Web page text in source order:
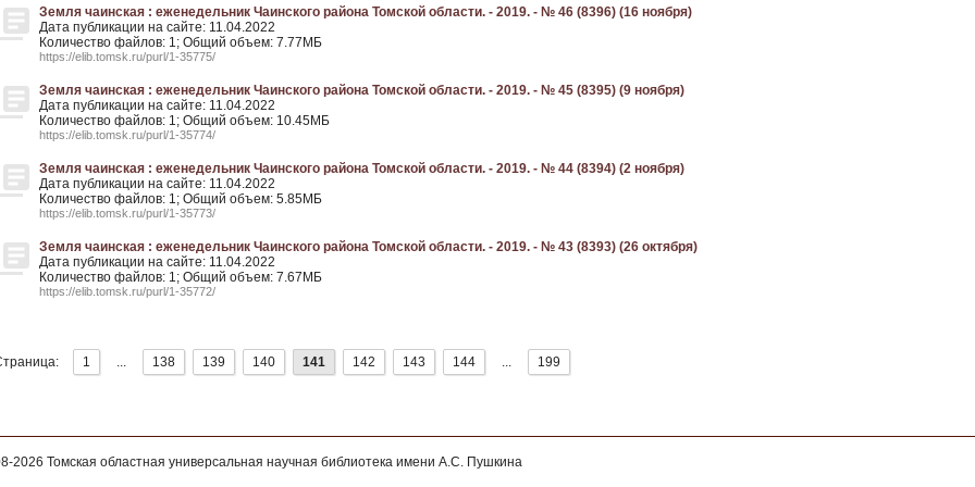
Земля чаинская : еженедельник Чаинского района Томской области. - 2019. - № 46 (8396) (16 ноября)
Дата публикации на сайте: 11.04.2022
Количество файлов: 1; Общий объем: 7.77МБ
https://elib.tomsk.ru/purl/1-35775/
Земля чаинская : еженедельник Чаинского района Томской области. - 2019. - № 45 (8395) (9 ноября)
Дата публикации на сайте: 11.04.2022
Количество файлов: 1; Общий объем: 10.45МБ
https://elib.tomsk.ru/purl/1-35774/
Земля чаинская : еженедельник Чаинского района Томской области. - 2019. - № 44 (8394) (2 ноября)
Дата публикации на сайте: 11.04.2022
Количество файлов: 1; Общий объем: 5.85МБ
https://elib.tomsk.ru/purl/1-35773/
Земля чаинская : еженедельник Чаинского района Томской области. - 2019. - № 43 (8393) (26 октября)
Дата публикации на сайте: 11.04.2022
Количество файлов: 1; Общий объем: 7.67МБ
https://elib.tomsk.ru/purl/1-35772/
1 138 139 140 141 142 143 144 199
2026 Томская областная универсальная научная библиотека имени А.С. Пушкина